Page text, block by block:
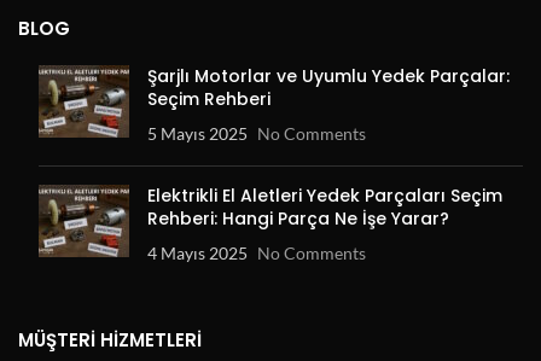
BLOG
Şarjlı Motorlar ve Uyumlu Yedek Parçalar:
Seçim Rehberi
5 Mayıs 2025 No Comments
Elektrikli El Aletleri Yedek Parçaları Seçim
Rehberi: Hangi Parça Ne İşe Yarar?
4 Mayıs 2025 No Comments
MÜŞTERI HIZMETLERI